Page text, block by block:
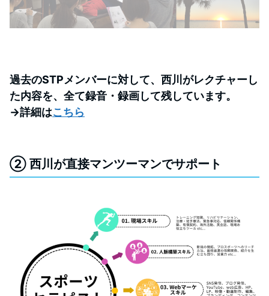
過去のSTPメンバーに対して、西川がレクチャーし
た内容を、全て録音・録画して残しています。
→詳細はこちら
② 西川が直接マンツーマンでサポート